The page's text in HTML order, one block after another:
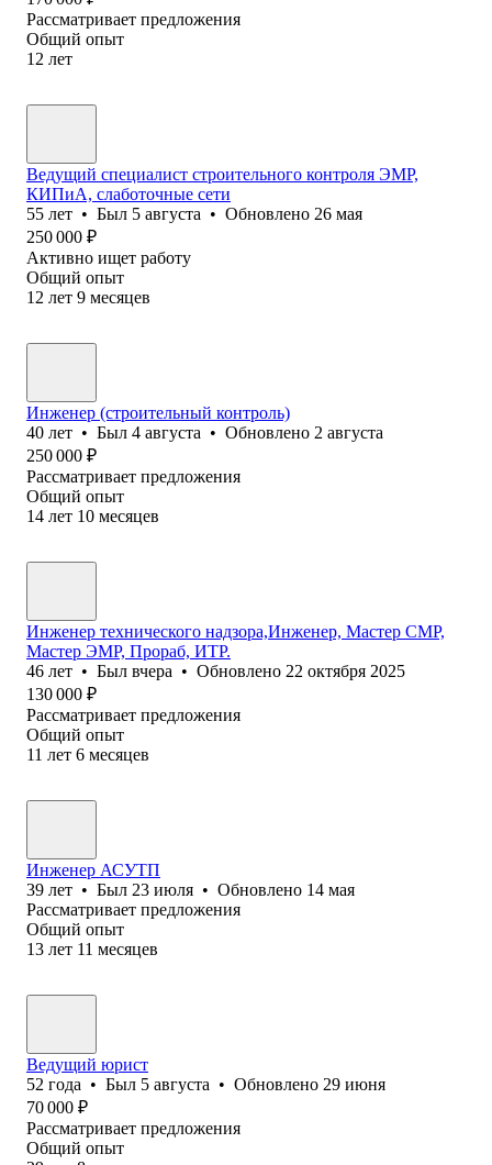
Рассматривает предложения
Общий опыт
12 лет
Ведущий специалист строительного контроля ЭМР,
КИПиА, слаботочные сети
55 лет • Был 5 августа • Обновлено 26 мая
250 000 ₽
Активно ищет работу
Общий опыт
12 лет 9 месяцев
Инженер (строительный контроль)
40 лет • Был 4 августа • Обновлено 2 августа
250 000 ₽
Рассматривает предложения
Общий опыт
14 лет 10 месяцев
Инженер технического надзора,Инженер, Мастер СМР,
Мастер ЭМР, Прораб, ИТР.
46 лет • Был вчера • Обновлено 22 октября 2025
130 000 ₽
Рассматривает предложения
Общий опыт
11 лет 6 месяцев
Инженер АСУТП
39 лет • Был 23 июля • Обновлено 14 мая
Рассматривает предложения
Общий опыт
13 лет 11 месяцев
Ведущий юрист
52 года • Был 5 августа • Обновлено 29 июня
70 000 ₽
Рассматривает предложения
Общий опыт